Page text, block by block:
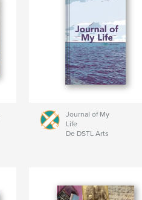
Journal of My
Life
De DSTL Arts